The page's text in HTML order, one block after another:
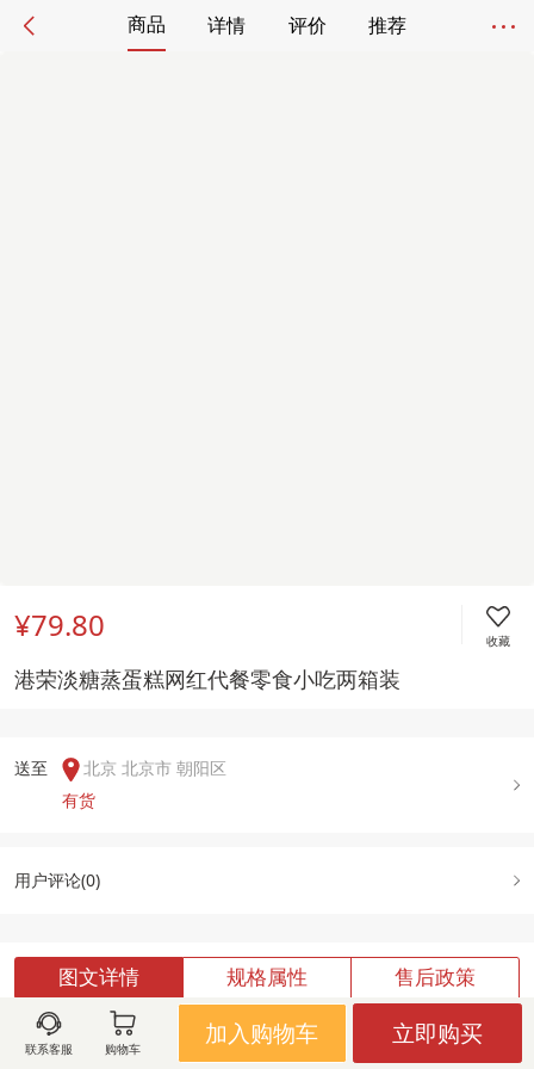
商品 详情 评价 推荐
¥79.80 收藏
港荣淡糖蒸蛋糕网红代餐零食小吃两箱装
送至
北京 北京市 朝阳区
有货
用户评论(0)
图文详情 规格属性 售后政策
联系客服 购物车
加入购物车 立即购买